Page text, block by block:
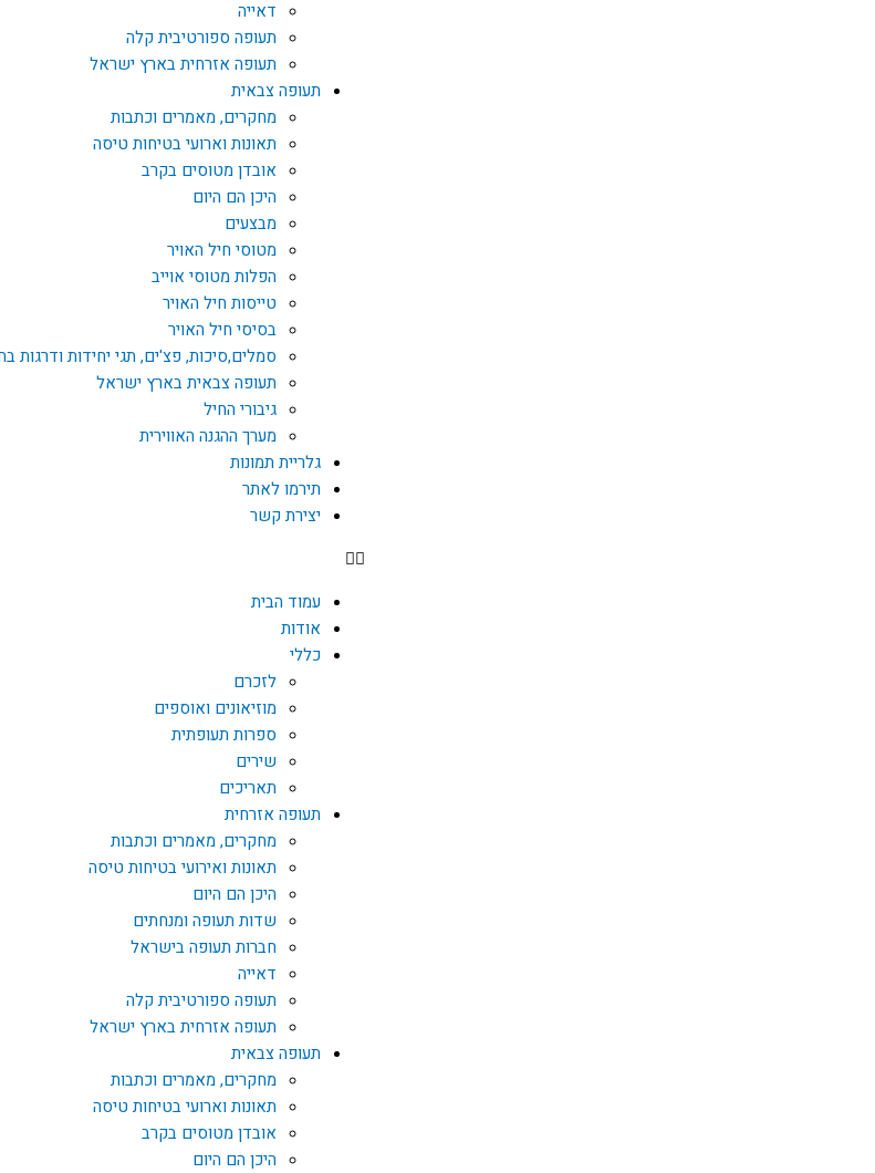
דאייה
תעופה ספורטיבית קלה
תעופה אזרחית בארץ ישראל
תעופה צבאית
מחקרים, מאמרים וכתבות
תאונות וארועי בטיחות טיסה
אובדן מטוסים בקרב
היכן הם היום
מבצעים
מטוסי חיל האויר
הפלות מטוסי אוייב
טייסות חיל האויר
בסיסי חיל האויר
סמלים,סיכות, פצ'ים, תגי יחידות ודרגות
תעופה צבאית בארץ ישראל
גיבורי החיל
מערך ההגנה האווירית
גלריית תמונות
תירמו לאתר
יצירת קשר
עמוד הבית
אודות
כללי
לזכרם
מוזיאונים ואוספים
ספרות תעופתית
שירים
תאריכים
תעופה אזרחית
מחקרים, מאמרים וכתבות
תאונות ואירועי בטיחות טיסה
היכן הם היום
שדות תעופה ומנחתים
חברות תעופה בישראל
דאייה
תעופה ספורטיבית קלה
תעופה אזרחית בארץ ישראל
תעופה צבאית
מחקרים, מאמרים וכתבות
תאונות וארועי בטיחות טיסה
אובדן מטוסים בקרב
היכן הם היום